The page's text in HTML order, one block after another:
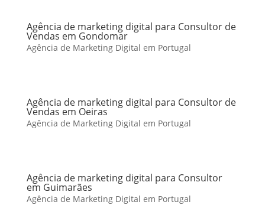
Agência de marketing digital para Consultor de
Vendas em Gondomar
Agência de Marketing Digital em Portugal
Agência de marketing digital para Consultor de
Vendas em Oeiras
Agência de Marketing Digital em Portugal
Agência de marketing digital para Consultor
em Guimarães
Agência de Marketing Digital em Portugal